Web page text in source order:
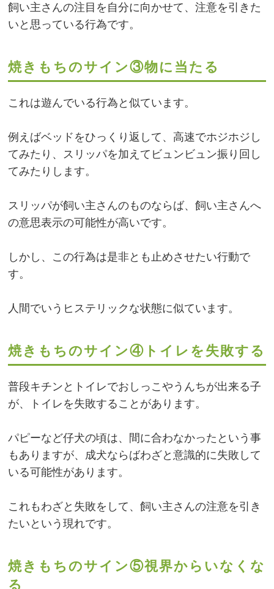
飼い主さんの注目を自分に向かせて、注意を引きた
いと思っている行為です。
焼きもちのサイン③物に当たる
これは遊んでいる行為と似ています。
例えばベッドをひっくり返して、高速でホジホジし
てみたり、スリッパを加えてビュンビュン振り回し
てみたりします。
スリッパが飼い主さんのものならば、飼い主さんへ
の意思表示の可能性が高いです。
しかし、この行為は是非とも止めさせたい行動で
す。
人間でいうヒステリックな状態に似ています。
焼きもちのサイン④トイレを失敗する
普段キチンとトイレでおしっこやうんちが出来る子
が、トイレを失敗することがあります。
パピーなど仔犬の頃は、間に合わなかったという事
もありますが、成犬ならばわざと意識的に失敗して
いる可能性があります。
これもわざと失敗をして、飼い主さんの注意を引き
たいという現れです。
焼きもちのサイン⑤視界からいなくな
る